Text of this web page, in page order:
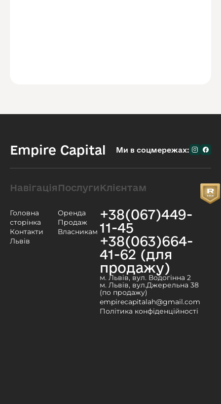
Empire Capital Ми в соцмережах:
Навігація
Головна
сторінка
Контакти
Львів
Послуги
Оренда
Продаж
Власникам
Клієнтам
+38(067)449-
11-45
+38(063)664-
41-62 (для
продажу)
м. Львів, вул. Водогінна 2
м. Львів, вул.Джерельна 38
(по продажу)
empirecapitalah@gmail.com
Політика конфіденційності